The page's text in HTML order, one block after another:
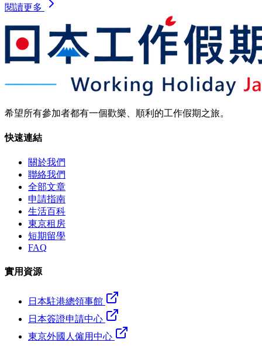
閱讀更多
希望所有參加者都有一個歡樂、順利的工作假期之旅。
快速連結
關於我們
聯絡我們
全部文章
申請指南
生活百科
東京租房
短期留學
FAQ
實用資源
日本駐港總領事館
日本簽證申請中心
東京外國人僱用中心